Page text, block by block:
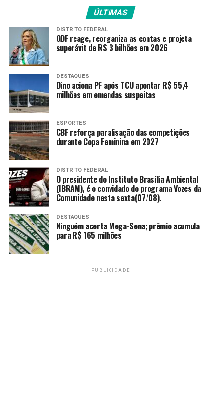
Rodoviários do Rio decidem continuar em estado de
RECENTES
Operação Lei Seca promove ações educativas durante
jogo do Brasil
Amarildo Mota
ÚLTIMAS
DISTRITO FEDERAL
GDF reage, reorganiza as contas e projeta
superávit de R$ 3 bilhões em 2026
DESTAQUES
Dino aciona PF após TCU apontar R$ 55,4
milhões em emendas suspeitas
ESPORTES
CBF reforça paralisação das competições
durante Copa Feminina em 2027
DISTRITO FEDERAL
O presidente do Instituto Brasília Ambiental
(IBRAM), é o convidado do programa Vozes da
Comunidade nesta sexta(07/08).
DESTAQUES
Ninguém acerta Mega-Sena; prêmio acumula
para R$ 165 milhões
PUBLICIDADE